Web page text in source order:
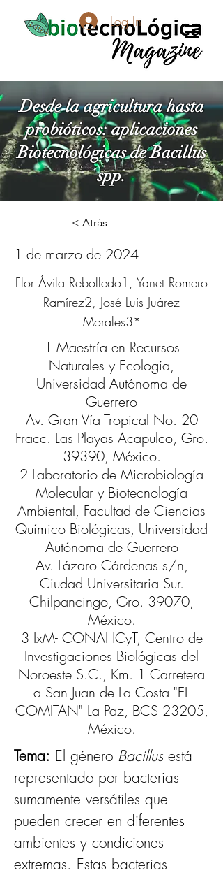
Log In
Desde la agricultura hasta
probióticos: aplicaciones
Biotecnológicas de Bacillus
spp.
< Atrás
1 de marzo de 2024
Flor Ávila Rebolledo1, Yanet Romero
Ramírez2, José Luis Juárez
Morales3*
1 Maestría en Recursos
Naturales y Ecología,
Universidad Autónoma de
Guerrero
Av. Gran Vía Tropical No. 20
Fracc. Las Playas Acapulco, Gro.
39390, México.
2 Laboratorio de Microbiología
Molecular y Biotecnología
Ambiental, Facultad de Ciencias
Químico Biológicas, Universidad
Autónoma de Guerrero
Av. Lázaro Cárdenas s/n,
Ciudad Universitaria Sur.
Chilpancingo, Gro. 39070,
México.
3 IxM- CONAHCyT, Centro de
Investigaciones Biológicas del
Noroeste S.C., Km. 1 Carretera
a San Juan de La Costa "EL
COMITAN" La Paz, BCS 23205,
México.
Tema: El género Bacillus está
representado por bacterias
sumamente versátiles que
pueden crecer en diferentes
ambientes y condiciones
extremas. Estas bacterias